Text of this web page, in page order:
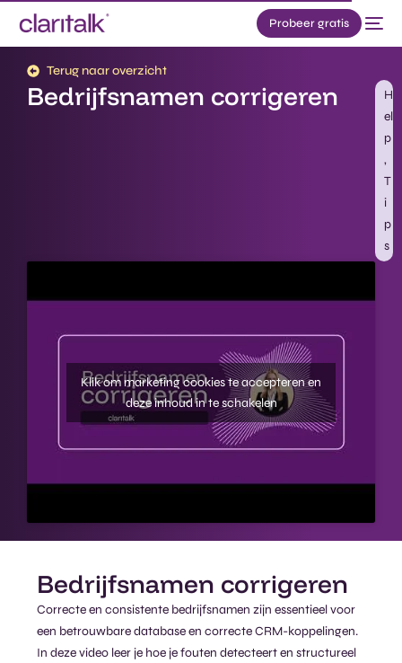
Probeer gratis
Bedrijfsnamen corrigeren​
H
el
p
,
T
i
p
s
Klik om marketing cookies te accepteren en
deze inhoud in te schakelen
Terug naar overzicht
Bedrijfsnamen corrigeren​
Correcte en consistente bedrijfsnamen zijn essentieel voor
een betrouwbare database en correcte CRM-koppelingen.
In deze video leer je hoe je fouten detecteert en structureel